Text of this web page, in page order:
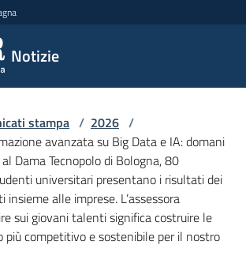
Notizie
stampa / 2026 /
avanzata su Big Data e IA: domani
Dama Tecnopolo di Bologna, 80
universitari presentano i risultati dei
alle imprese. L’assessora
sui giovani talenti significa costruire le
più competitivo e sostenibile per il nostro